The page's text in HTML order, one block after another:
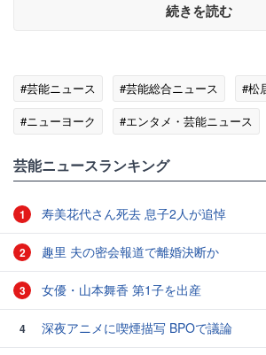
続きを読む
#芸能ニュース #芸能総合ニュース
#松
#ニューヨーク
#エンタメ・芸能ニュース
芸能ニュースランキング
1 寿美花代さん死去 息子2人が追悼
2 趣里 夫の密会報道で離婚決断か
3 女優・山本舞香 第1子を出産
4 深夜アニメに喫煙描写 BPOで議論